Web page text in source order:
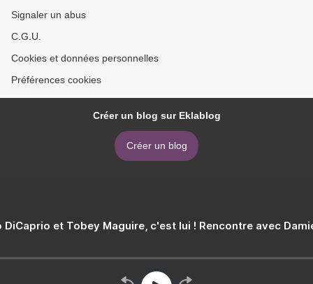
Signaler un abus
C.G.U.
Cookies et données personnelles
Préférences cookies
Créer un blog sur Eklablog
Créer un blog
DiCaprio et Tobey Maguire, c'est lui ! Rencontre avec